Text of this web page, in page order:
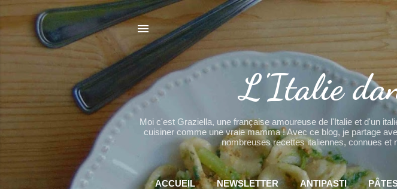
Accéder au
L'Italie
Moi c'est Graziella, une française amoureuse de l'Italie et d'un
cuisiner comme une vraie mamma ! Avec ce blog, je partage
nombreuses recettes italiennes, connues
ACCUEIL NEWSLETTER ANTIPASTI